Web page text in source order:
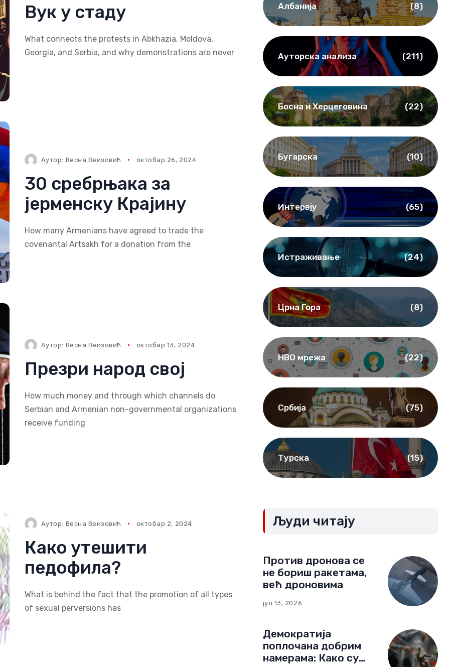
Вук у стаду
What connects the protests in Abkhazia, Moldova,
Georgia, and Serbia, and why demonstrations are never
Аутор: Весна Веизовић октобар 26, 2024
30 сребрњака за
јерменску Крајину
How many Armenians have agreed to trade the
covenantal Artsakh for a donation from the
Аутор: Весна Веизовић октобар 13, 2024
Презри народ свој
How much money and through which channels do
Serbian and Armenian non-governmental organizations
receive funding
Аутор: Весна Веизовић октобар 2, 2024
Како утешити
педофила?
What is behind the fact that the promotion of all types
of sexual perversions has
Албанија (8)
Ауторска анализа (211)
Босна и Херцеговина (22)
Бугарска (10)
Интервју (65)
Истраживање (24)
Црна Гора (8)
НВО мрежа (22)
Србија (75)
Турска (15)
Људи читају
Против дронова се
не бориш ракетама,
већ дроновима
јул 13, 2026
Демократија
поплочана добрим
намерама: Како су